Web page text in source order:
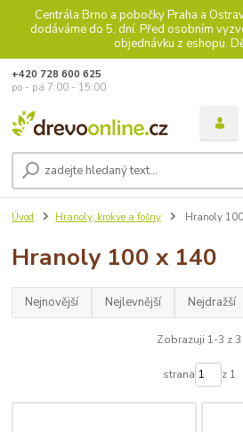
Centrála Brno a pobočky Praha a
dodáváme do 5. dní. Před osobním
objednávku z eshopu.
+420 728 600 625
po - pá 7:00 - 15:00
Úvod Hranoly, krokve a fošny Hranoly
Hranoly 100 x 140
Nejnovější Nejlevnější Nejdražší
Zobrazuji 1-3 z 3
strana z 1